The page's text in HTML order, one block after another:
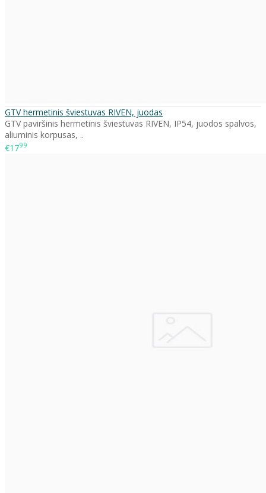
GTV hermetinis šviestuvas RIVEN, juodas
GTV paviršinis hermetinis šviestuvas RIVEN, IP54, juodos spalvos,
aliuminis korpusas, ..
€1799